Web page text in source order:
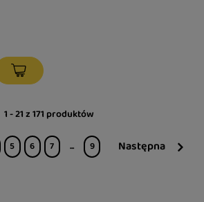
1 - 21 z 171 produktów
5 6 7 ... 9 Następna